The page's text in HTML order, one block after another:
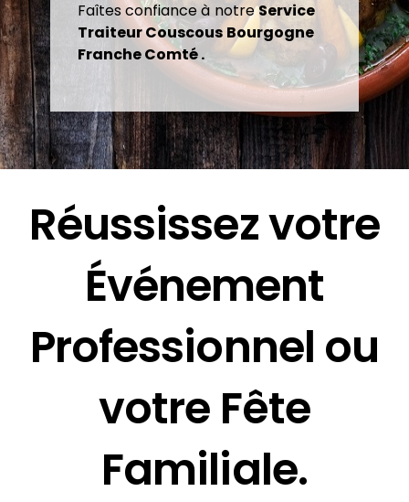
Faîtes confiance à notreService
Traiteur Couscous Bourgogne
Franche Comté.
Réussissez votre
Événement
Professionnel ou
votre Fête
Familiale.